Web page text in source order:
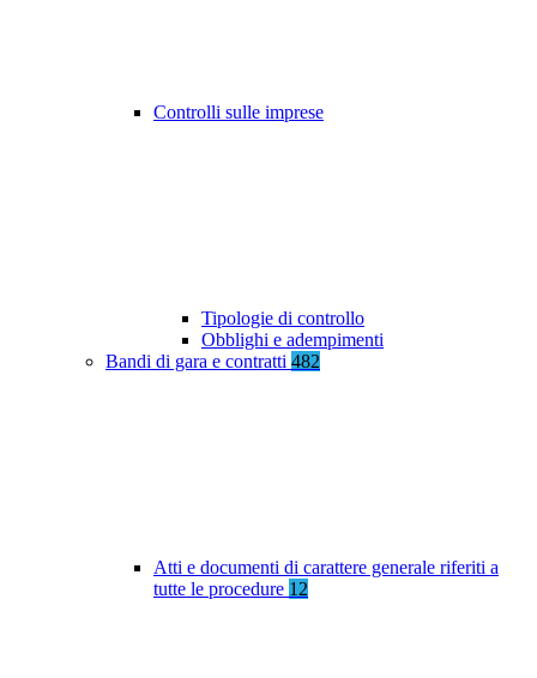
Controlli sulle imprese
Tipologie di controllo
Obblighi e adempimenti
Bandi di gara e contratti 482
Atti e documenti di carattere generale riferiti a
tutte le procedure 12